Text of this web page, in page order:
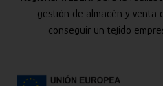
gestión de almacén y venta
conseguir un tejido